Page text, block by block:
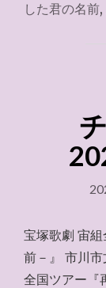
した君の名前,
宝塚歌劇 宙
前－』 市川
全国ツアー『